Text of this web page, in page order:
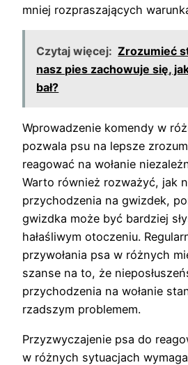
mniej rozpraszających
Czytaj więcej: Zrozumieć
nasz pies zachowuje się,
bał?
Wprowadzenie komendy w
pozwala psu na lepsze
reagować na wołanie
Warto również rozważyć, jak
przychodzenia na gwizdek,
gwizdka może być bardziej
hałaśliwym otoczeniu.
przywołania psa w różnych
szanse na to, że
przychodzenia na wołanie
rzadszym problemem.
Przyzwyczajenie psa do
w różnych sytuacjach